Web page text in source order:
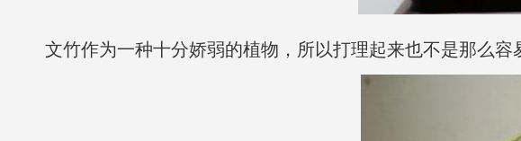
文竹作为一种十分娇弱的植物，所以打理起来也不是那么